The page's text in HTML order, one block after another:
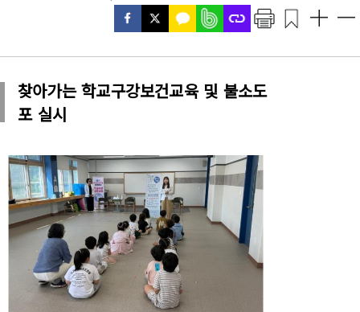
찾아가는 학교구강보건교육 및 불소도
포 실시